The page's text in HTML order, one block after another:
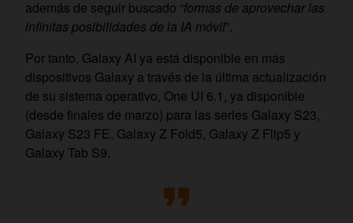
además de seguir buscado “formas de aprovechar las
infinitas posibilidades de la IA móvil”.
Por tanto, Galaxy AI ya está disponible en más
dispositivos Galaxy a través de la última actualización
de su sistema operativo, One UI 6.1, ya disponible
(desde finales de marzo) para las series Galaxy S23,
Galaxy S23 FE, Galaxy Z Fold5, Galaxy Z Flip5 y
Galaxy Tab S9.